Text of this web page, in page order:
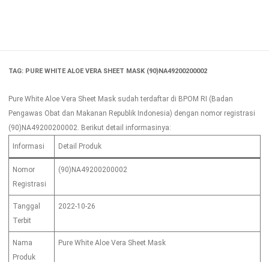
TAG: PURE WHITE ALOE VERA SHEET MASK (90)NA49200200002
Pure White Aloe Vera Sheet Mask sudah terdaftar di BPOM RI (Badan
Pengawas Obat dan Makanan Republik Indonesia) dengan nomor registrasi
(90)NA49200200002. Berikut detail informasinya:
Informasi Detail Produk
Nomor
Registrasi
(90)NA49200200002
Tanggal
Terbit
2022-10-26
Nama
Produk
Pure White Aloe Vera Sheet Mask